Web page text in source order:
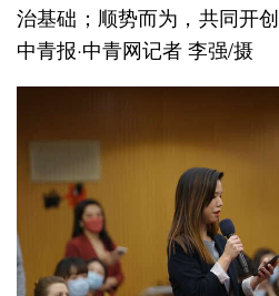
治基础；顺势而为，共同开
中青报·中青网记者 李强/摄